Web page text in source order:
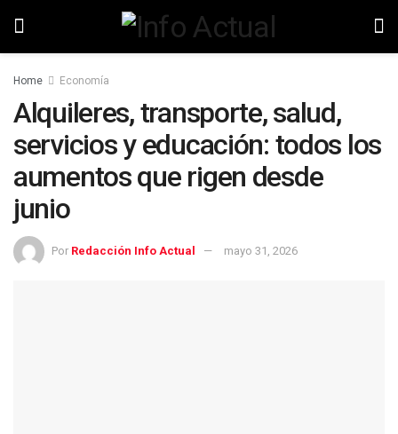
Home Economía
Alquileres, transporte, salud,
servicios y educación: todos los
aumentos que rigen desde
junio
Por Redacción Info Actual mayo 31, 2026